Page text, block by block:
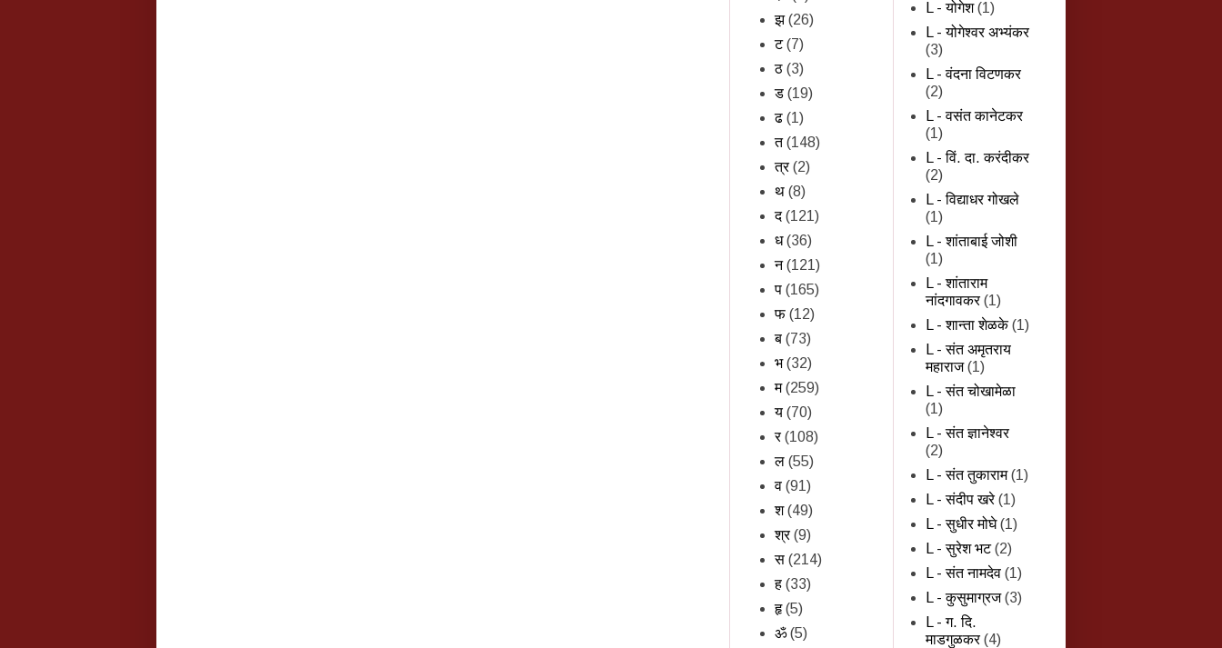
झ (26)
ट (7)
ठ (3)
ड (19)
ढ (1)
त (148)
त्र (2)
थ (8)
द (121)
ध (36)
न (121)
प (165)
फ (12)
ब (73)
भ (32)
म (259)
य (70)
र (108)
ल (55)
व (91)
श (49)
श्र (9)
स (214)
ह (33)
हृ (5)
ॐ (5)
L - योगेश (1)
L - योगेश्वर अभ्यंकर
(3)
L - वंदना विटणकर
(2)
L - वसंत कानेटकर
(1)
L - विं. दा. करंदीकर
(2)
L - विद्याधर गोखले
(1)
L - शांताबाई जोशी
(1)
L - शांताराम
नांदगावकर (1)
L - शान्‍ता शेळके (1)
L - संत अमृतराय
महाराज (1)
L - संत चोखामेळा
(1)
L - संत ज्ञानेश्वर
(2)
L - संत तुकाराम (1)
L - संदीप खरे (1)
L - सुधीर मोघे (1)
L - सुरेश भट (2)
L - संत नामदेव (1)
L - कुसुमाग्रज (3)
L - ग. दि.
माडगुळकर (4)